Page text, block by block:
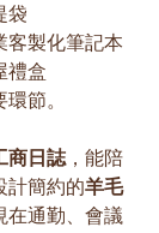
袋
客製化筆記本
禮盒
節。
商日誌，能陪
計簡約的羊毛
在通勤、會議